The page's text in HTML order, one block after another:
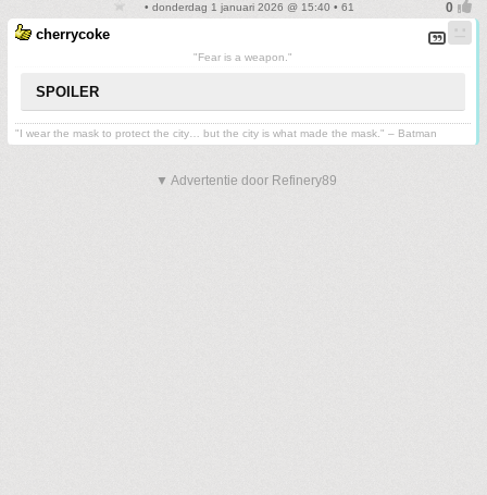
• donderdag 1 januari 2026 @ 15:40 • 61
cherrycoke
"Fear is a weapon."
SPOILER
"I wear the mask to protect the city… but the city is what made the mask." – Batman
▼ Advertentie door Refinery89